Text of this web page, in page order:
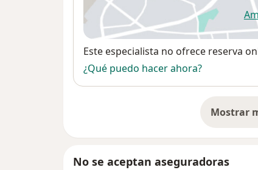
Disponibilidad
Este especialista no ofrece reserva
¿Qué puedo hacer ahora?
Mostrar
No se aceptan aseguradoras